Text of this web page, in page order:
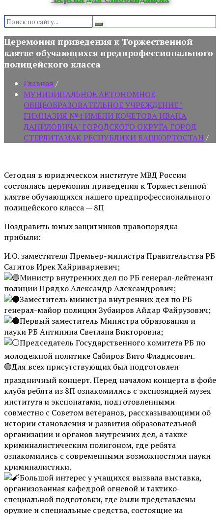
Search:
Церемония приведения к Торжественной
клятве обучающихся предпрофессионального
полицейского класса
Главная /
МУНИЦИПАЛЬНОЕ АВТОНОМНОЕ
ОБЩЕОБРАЗОВАТЕЛЬНОЕ УЧРЕЖДЕНИЕ "
ГИМНАЗИЯ №4 ИМЕНИ КОЧЕТОВА ИВАНА
ДАНИЛОВИЧА" ГОРОДСКОГО ОКРУГА ГОРОД
СТЕРЛИТАМАК РЕСПУБЛИКИ БАШКОРТОСТАН /
Сегодня в юридическом институте МВД России
состоялась церемония приведения к Торжественной
клятве обучающихся нашего предпрофессионального
полицейского класса — 8П
Поздравить юных защитников правопорядка
прибыли:
И.О. заместителя Премьер-министра Правительства РБ
Сагитов Ирек Хайривариевич;
Министр внутренних дел по РБ генерал-лейтенант
полиции Прядко Александр Александрович;
Заместитель министра внутренних дел по РБ
генерал-майор полиции Зубаиров Айдар Файрузович;
Первый заместитель Министра образования и
науки РБ Антипина Светлана Викторовна;
Председатель Государственного комитета РБ по
молодежной политике Сабиров Вито Фладисович.
🟢Для всех присутствующих был подготовлен
праздничный концерт. Перед началом концерта в фойе
клуба ребята из 8П ознакомились с экспозицией музея
института и экспонатами, подготовленными
совместно с Советом ветеранов, рассказывающими об
истории становления и развития образовательной
организации и органов внутренних дел, а также
криминалистическим полигоном, где ребята
ознакомились с современными возможностями науки
криминалистики.
Большой интерес у учащихся вызвала выставка,
организованная кафедрой огневой и тактико-
специальной подготовки, где были представлены
оружие и специальные средства, состоящие на